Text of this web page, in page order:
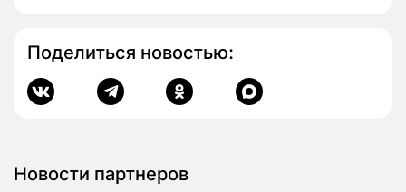
Поделиться новостью:
Новости партнеров